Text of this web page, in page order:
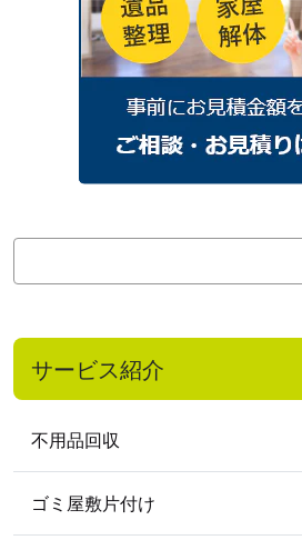
検
索
サービス紹介
不用品回収
ゴミ屋敷片付け